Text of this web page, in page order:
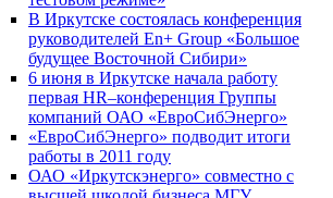
В Иркутске состоялась конференция
руководителей En+ Group «Большое
будущее Восточной Сибири»
6 июня в Иркутске начала работу
первая HR–конференция Группы
компаний ОАО «ЕвроСибЭнерго»
«ЕвроСибЭнерго» подводит итоги
работы в 2011 году
ОАО «Иркутскэнерго» совместно с